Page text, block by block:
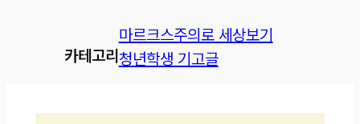
카테고리
마르크스주의로 세상보기
청년학생 기고글